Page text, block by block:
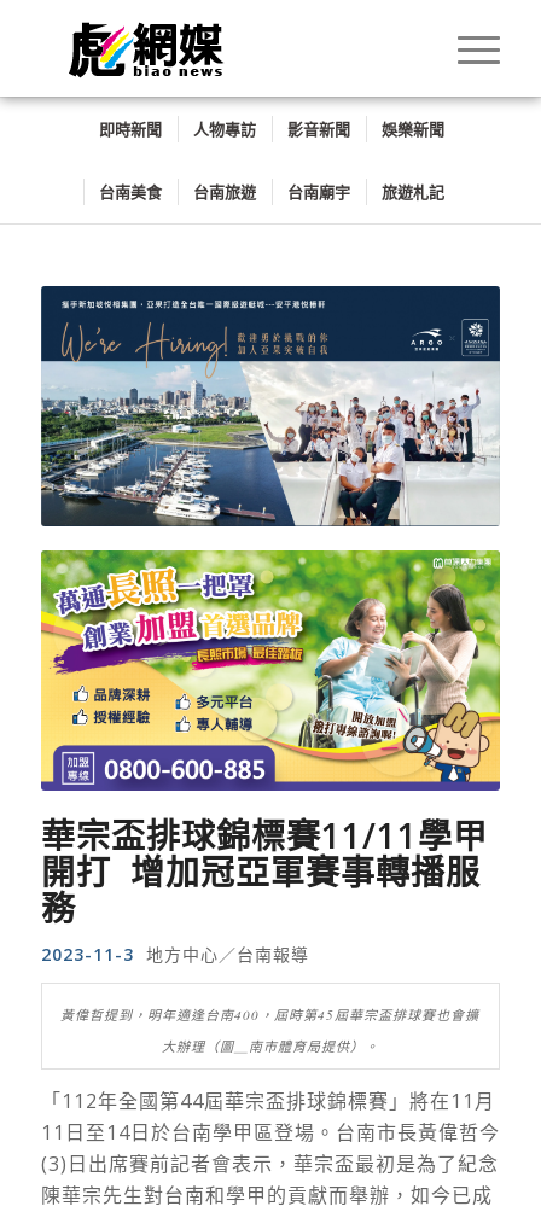
即時新聞 人物專訪 影音新聞 娛樂新聞
台南美食 台南旅遊 台南廟宇 旅遊札記
華宗盃排球錦標賽11/11學甲
開打 增加冠亞軍賽事轉播服
務
2023-11-3 地方中心／台南報導
黃偉哲提到，明年適逢台南400，屆時第45屆華宗盃排球賽也會擴
大辦理（圖＿南市體育局提供）。
「112年全國第44屆華宗盃排球錦標賽」將在11月
11日至14日於台南學甲區登場。台南市長黃偉哲今
(3)日出席賽前記者會表示，華宗盃最初是為了紀念
陳華宗先生對台南和學甲的貢獻而舉辦，如今已成